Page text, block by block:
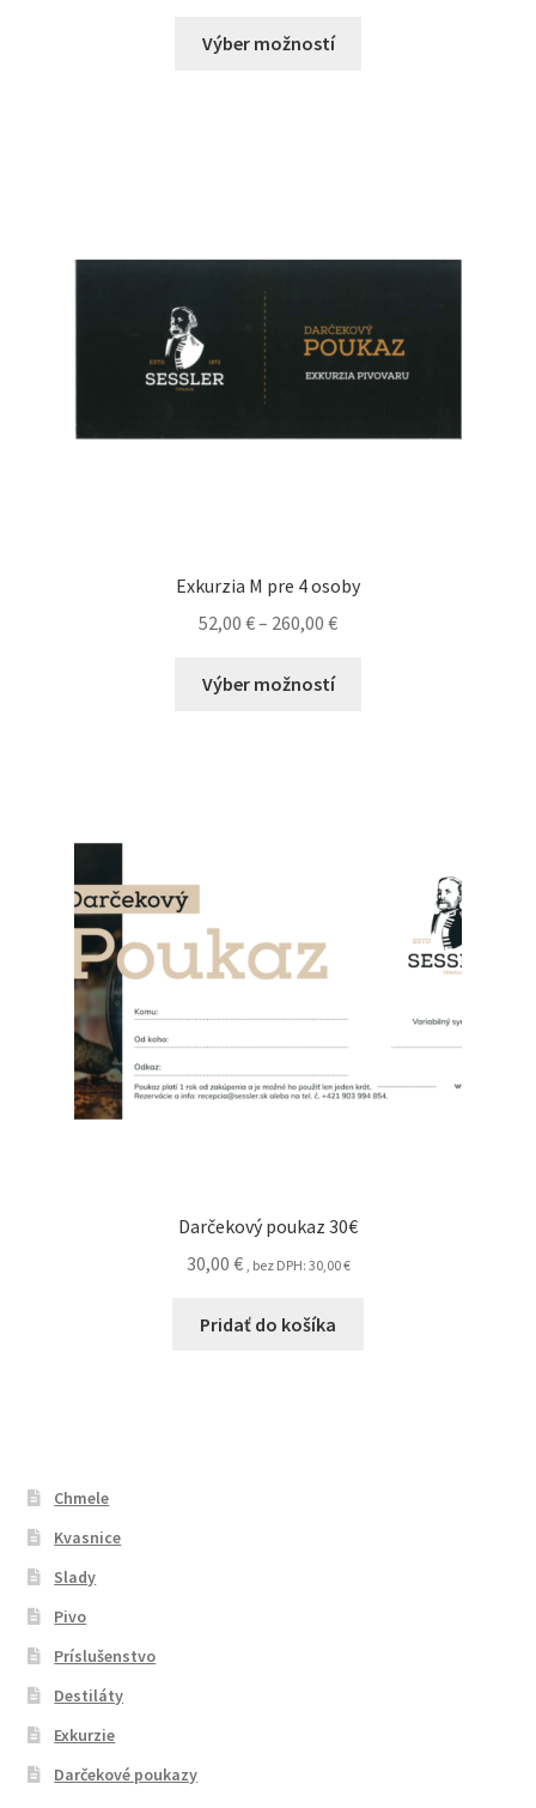
Výber možností
Exkurzia M pre 4 osoby
52,00 €– 260,00 €
Výber možností
Darčekový poukaz 30€
30,00 € , bez DPH: 30,00€
Pridať do košíka
Chmele
Kvasnice
Slady
Pivo
Príslušenstvo
Destiláty
Exkurzie
Darčekové poukazy